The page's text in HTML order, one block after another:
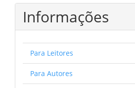
Informações
Para Leitores
Para Autores